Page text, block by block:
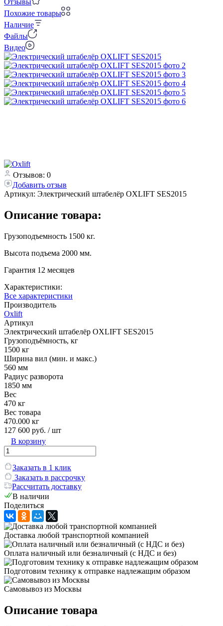
Похожие товары
Наличие
Файлы
Видео
Отзывов: 0
Добавить отзыв
Артикул: Электрический штабелёр OXLIFT SES2015
Описание товара:
Грузоподъемность 1500 кг.
Высота подъема 2000 мм.
Гарантия 12 месяцев
Характеристики:
Все характеристики
Производитель
Oxlift
Артикул
Электрический штабелёр OXLIFT SES2015
Грузоподъёмность, кг
1500 кг
Ширина вил (мин. и макс.)
560 мм
Радиус разворота
1850 мм
Вес
470 кг
Вес товара
470.000 кг
127 600 руб. / шт
В корзину
Заказать в 1 клик
Заказать в рассрочку
Рассчитать доставку
В наличии
Поделиться
Доставка любой транспортной компанией
Оплата наличный или безналичный (с НДС и без)
Подготовим технику к отправке надлежащим образом
Самовывоз из Москвы
Описание товара